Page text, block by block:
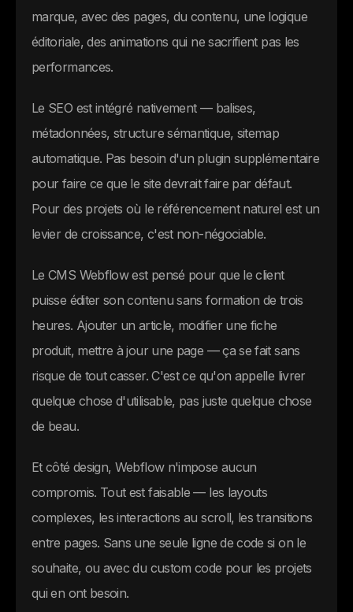
marque, avec des pages, du contenu, une logique
éditoriale, des animations qui ne sacrifient pas les
performances.
Le SEO est intégré nativement — balises,
métadonnées, structure sémantique, sitemap
automatique. Pas besoin d'un plugin supplémentaire
pour faire ce que le site devrait faire par défaut.
Pour des projets où le référencement naturel est un
levier de croissance, c'est non-négociable.
Le CMS Webflow est pensé pour que le client
puisse éditer son contenu sans formation de trois
heures. Ajouter un article, modifier une fiche
produit, mettre à jour une page — ça se fait sans
risque de tout casser. C'est ce qu'on appelle livrer
quelque chose d'utilisable, pas juste quelque chose
de beau.
Et côté design, Webflow n'impose aucun
compromis. Tout est faisable — les layouts
complexes, les interactions au scroll, les transitions
entre pages. Sans une seule ligne de code si on le
souhaite, ou avec du custom code pour les projets
qui en ont besoin.